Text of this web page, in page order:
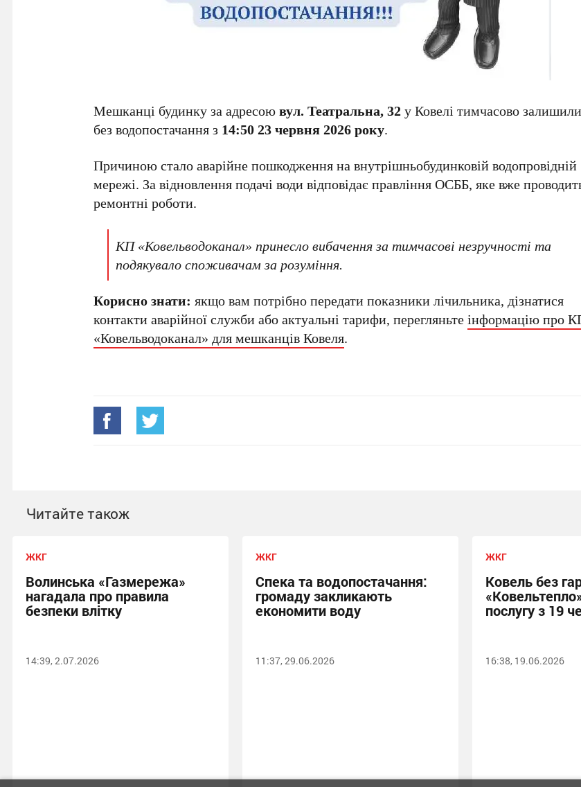
Мешканці будинку за адресоювул. Театральна, 32у Ковелі тимчасово
без водопостачання з 14:50 23 червня 2026 року.
Причиною стало аварійне пошкодження на внутрішньобудинковій водопровідній
мережі. За відновлення подачі води відповідає правління ОСББ, яке вже
ремонтні роботи.
КП «Ковельводоканал» принесло вибачення за тимчасові незручності та
подякувало споживачам за розуміння.
Корисно знати: якщо вам потрібно передати показники лічильника, дізнатися
контакти аварійної служби або актуальні тарифи, перегляньтеінформацію про
«Ковельводоканал» для мешканців Ковеля.
Читайте також
ЖКГ
Волинська «Газмережа»
нагадала про правила
безпеки влітку
14:39, 2.07.2026
ЖКГ
Спека та водопостачання:
громаду закликають
економити воду
11:37, 29.06.2026
ЖКГ
Ковель без
послугу з 19
16:38, 19.06.2026